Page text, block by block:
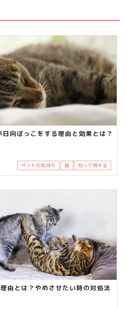
向ぼっこをする理由と効果とは？
ペットの気持ち 猫 知って得する
由とは？やめさせたい時の対処法